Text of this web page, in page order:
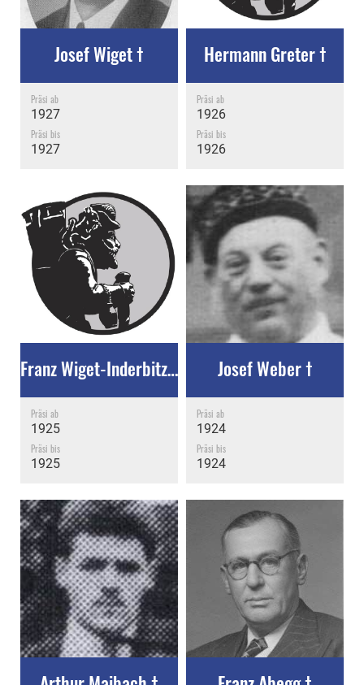
Josef Wiget †
Präsi ab
1927
Präsi bis
1927
Hermann Greter †
Präsi ab
1926
Präsi bis
1926
Franz Wiget-Inderbitzin †
Präsi ab
1925
Präsi bis
1925
Josef Weber †
Präsi ab
1924
Präsi bis
1924